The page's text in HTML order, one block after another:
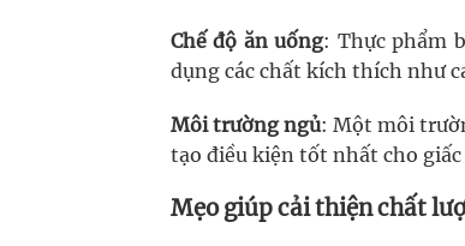
Chế độ ăn uống: Thực phẩm
dụng các chất kích thích như
Môi trường ngủ: Một môi
tạo điều kiện tốt nhất cho
Mẹo giúp cải thiện chất